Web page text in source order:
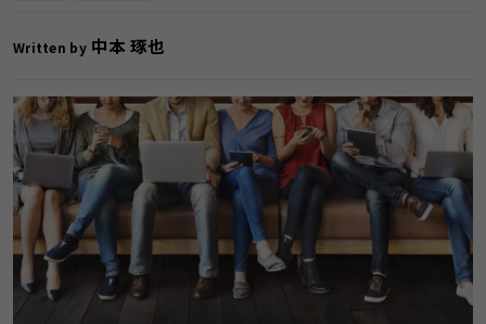
Written by中本 琢也